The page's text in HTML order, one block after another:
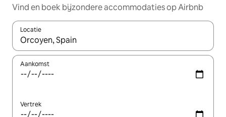
Vind en boek bijzondere accommodaties op Airbnb
Locatie
Wanneer er suggesties beschikbaar zijn, maak je een keuze
Aankomst
Vertrek